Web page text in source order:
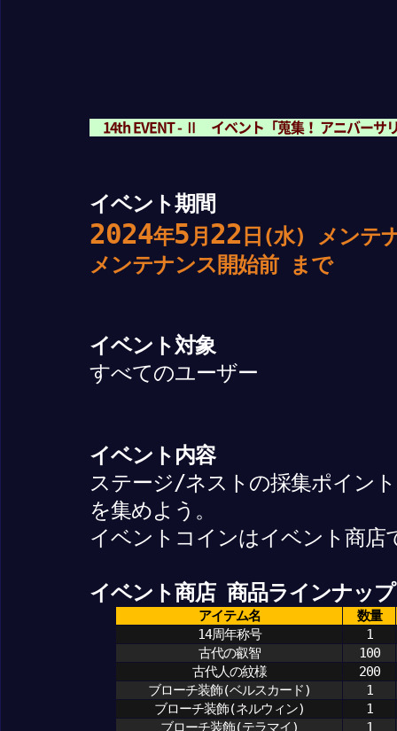
14th EVENT - Ⅱ イベント「蒐集！ アニバーサ
イベント期間
2024年5月 22 日(水) メンテ
メンテナンス開始前 まで
イベント対象
すべてのユーザー
イベント内容
ステージ/ネストの採集ポイン
を集めよう。
イベントコインはイベント商店
イベント商店 商品ラインナップ
アイテム名
数量
14周年称号
1
古代の叡智
100
古代人の紋様
200
ブローチ装飾(ベルスカード)
1
ブローチ装飾(ネルウィン)
1
ブローチ装飾(テラマイ)
1